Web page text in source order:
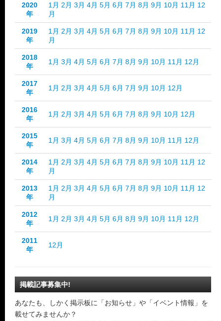
2020
年
1月 2月 3月 4月 5月 6月 7月 8月 9月 10月 11月 12
月
2019
年
1月 2月 3月 4月 5月 6月 7月 8月 9月 10月 11月 12
月
2018
年
1月 3月 4月 5月 6月 7月 8月 9月 10月 11月 12月
2017
年
1月 2月 3月 4月 5月 6月 7月 9月 10月 12月
2016
年
1月 2月 3月 4月 5月 6月 7月 8月 9月 10月 12月
2015
年
1月 3月 4月 5月 6月 7月 8月 9月 10月 11月 12月
2014
年
1月 2月 3月 4月 5月 6月 7月 8月 9月 10月 11月 12
月
2013
年
1月 2月 3月 4月 5月 6月 7月 8月 9月 10月 11月 12
月
2012
年
1月 2月 3月 4月 5月 6月 8月 9月 10月 11月 12月
2011
年
12月
掲載記事募集中!
あなたも、しかく掲示板に「お知らせ」や「イベント情報」を
載せてみませんか？